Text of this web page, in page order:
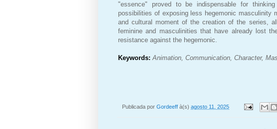
"essence" proved to be indispensable for
possibilities of exposing less hegemonic masculinity
and cultural moment of the creation of the series,
feminine and masculinities that have already lost
resistance against the hegemonic.
Keywords:Animation, Communication, Character,
Publicada por Gordeeff à(s) agosto 11, 2025